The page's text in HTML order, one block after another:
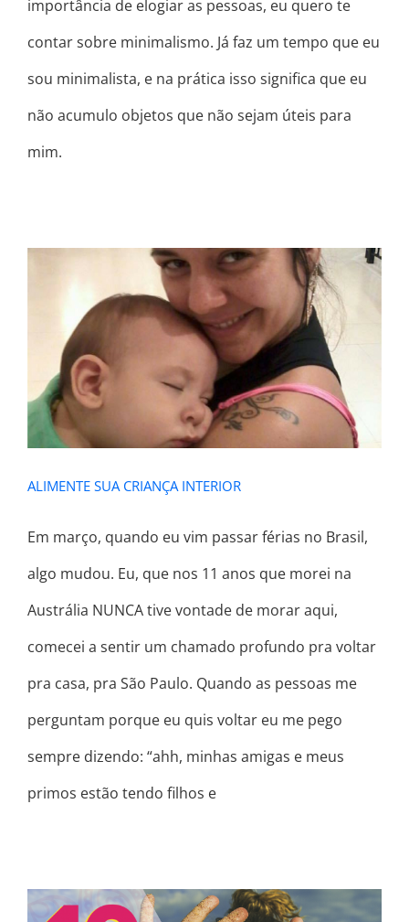
importância de elogiar as pessoas, eu quero te
contar sobre minimalismo. Já faz um tempo que eu
sou minimalista, e na prática isso significa que eu
não acumulo objetos que não sejam úteis para
mim.
ALIMENTE SUA CRIANÇA INTERIOR
ALIMENTE SUA CRIANÇA INTERIOR
Em março, quando eu vim passar férias no Brasil,
algo mudou. Eu, que nos 11 anos que morei na
Austrália NUNCA tive vontade de morar aqui,
comecei a sentir um chamado profundo pra voltar
pra casa, pra São Paulo. Quando as pessoas me
perguntam porque eu quis voltar eu me pego
sempre dizendo: “ahh, minhas amigas e meus
primos estão tendo filhos e